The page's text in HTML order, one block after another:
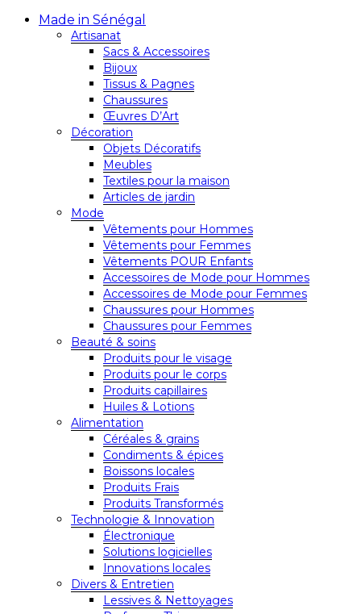
Made in Sénégal
Artisanat
Sacs & Accessoires
Bijoux
Tissus & Pagnes
Chaussures
Œuvres D’Art
Décoration
Objets Décoratifs
Meubles
Textiles pour la maison
Articles de jardin
Mode
Vêtements pour Hommes
Vêtements pour Femmes
Vêtements POUR Enfants
Accessoires de Mode pour Hommes
Accessoires de Mode pour Femmes
Chaussures pour Hommes
Chaussures pour Femmes
Beauté & soins
Produits pour le visage
Produits pour le corps
Produits capillaires
Huiles & Lotions
Alimentation
Céréales & grains
Condiments & épices
Boissons locales
Produits Frais
Produits Transformés
Technologie & Innovation
Électronique
Solutions logicielles
Innovations locales
Divers & Entretien
Lessives & Nettoyages